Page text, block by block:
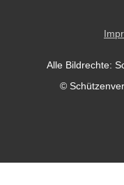
Alle Bildrechte:
©